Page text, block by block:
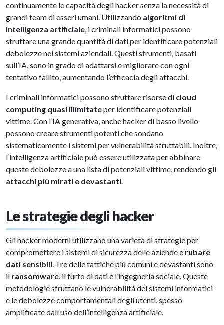
continuamente le capacità degli hacker senza la necessità di
grandi team di esseri umani. Utilizzando algoritmi di
intelligenza artificiale, i criminali informatici possono
sfruttare una grande quantità di dati per identificare potenziali
debolezze nei sistemi aziendali. Questi strumenti, basati
sull’IA, sono in grado di adattarsi e migliorare con ogni
tentativo fallito, aumentando l’efficacia degli attacchi.
I criminali informatici possono sfruttare risorse di cloud
computing quasi illimitateper identificare potenziali
vittime. Con l’IA generativa, anche hacker di basso livello
possono creare strumenti potenti che sondano
sistematicamente i sistemi per vulnerabilità sfruttabili. Inoltre,
l’intelligenza artificiale può essere utilizzata per abbinare
queste debolezze a una lista di potenziali vittime, rendendo gli
attacchi più mirati e devastanti.
Le strategie degli hacker
Gli hacker moderni utilizzano una varietà di strategie per
compromettere i sistemi di sicurezza delle aziende e rubare
dati sensibili. Tre delle tattiche più comuni e devastanti sono
il ransomware, il furto di dati e l’ingegneria sociale. Queste
metodologie sfruttano le vulnerabilità dei sistemi informatici
e le debolezze comportamentali degli utenti, spesso
amplificate dall’uso dell’intelligenza artificiale.